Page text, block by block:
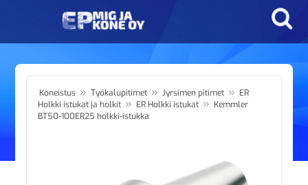
Koneistus » Työkalupitimet » Jyrsimen pitimet » ER
Holkki istukat ja holkit » ER Holkki istukat » Kemmler
BT50-100ER25 holkki-istukka